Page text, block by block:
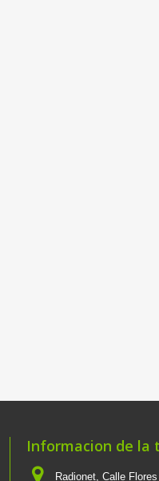
Informacion de la
Radionet, Calle